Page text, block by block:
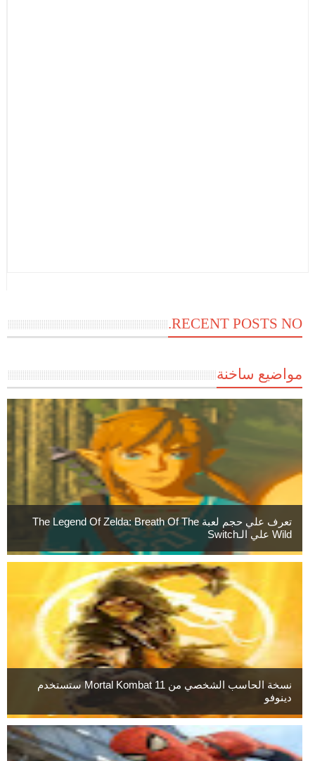
RECENT POSTS NO.
مواضيع ساخنة
تعرف علي حجم لعبة The Legend Of Zelda: Breath Of The
Wild علي الـSwitch
نسخة الحاسب الشخصي من Mortal Kombat 11 ستستخدم
دينوفو